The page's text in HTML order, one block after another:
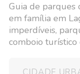
Guia de parques
em família em
imperdíveis,
comboio turístico